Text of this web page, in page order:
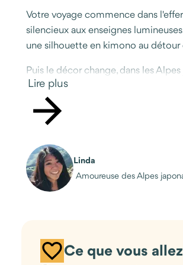
Votre voyage commence dans
silencieux aux enseignes
une silhouette en kimono au
Puis le décor change, dans les
rizières, ruelles de Takayama
ryokan, vous glissez le soir dans
Le voyage se termine à Tokyo,
C'est sans doute ce que nous
japonaises, plus à l'écart, où survit
Lire plus
Linda
Amoureuse des Alpes
Ce que vous